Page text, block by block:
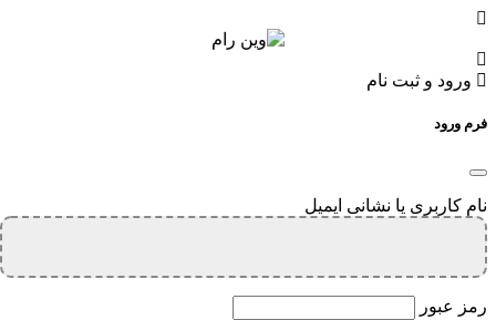
ورود و ثبت نام
فرم ورود
نام کاربری یا نشانی ایمیل
رمز عبور